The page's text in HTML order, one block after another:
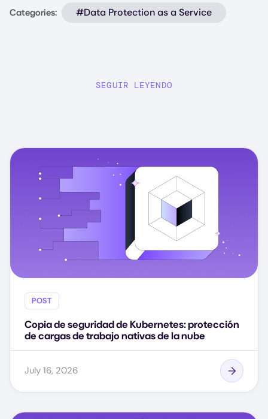
Categories: #Data Protection as a Service
SEGUIR LEYENDO
POST
Copia de seguridad de Kubernetes: protección
de cargas de trabajo nativas de la nube
July 16, 2026